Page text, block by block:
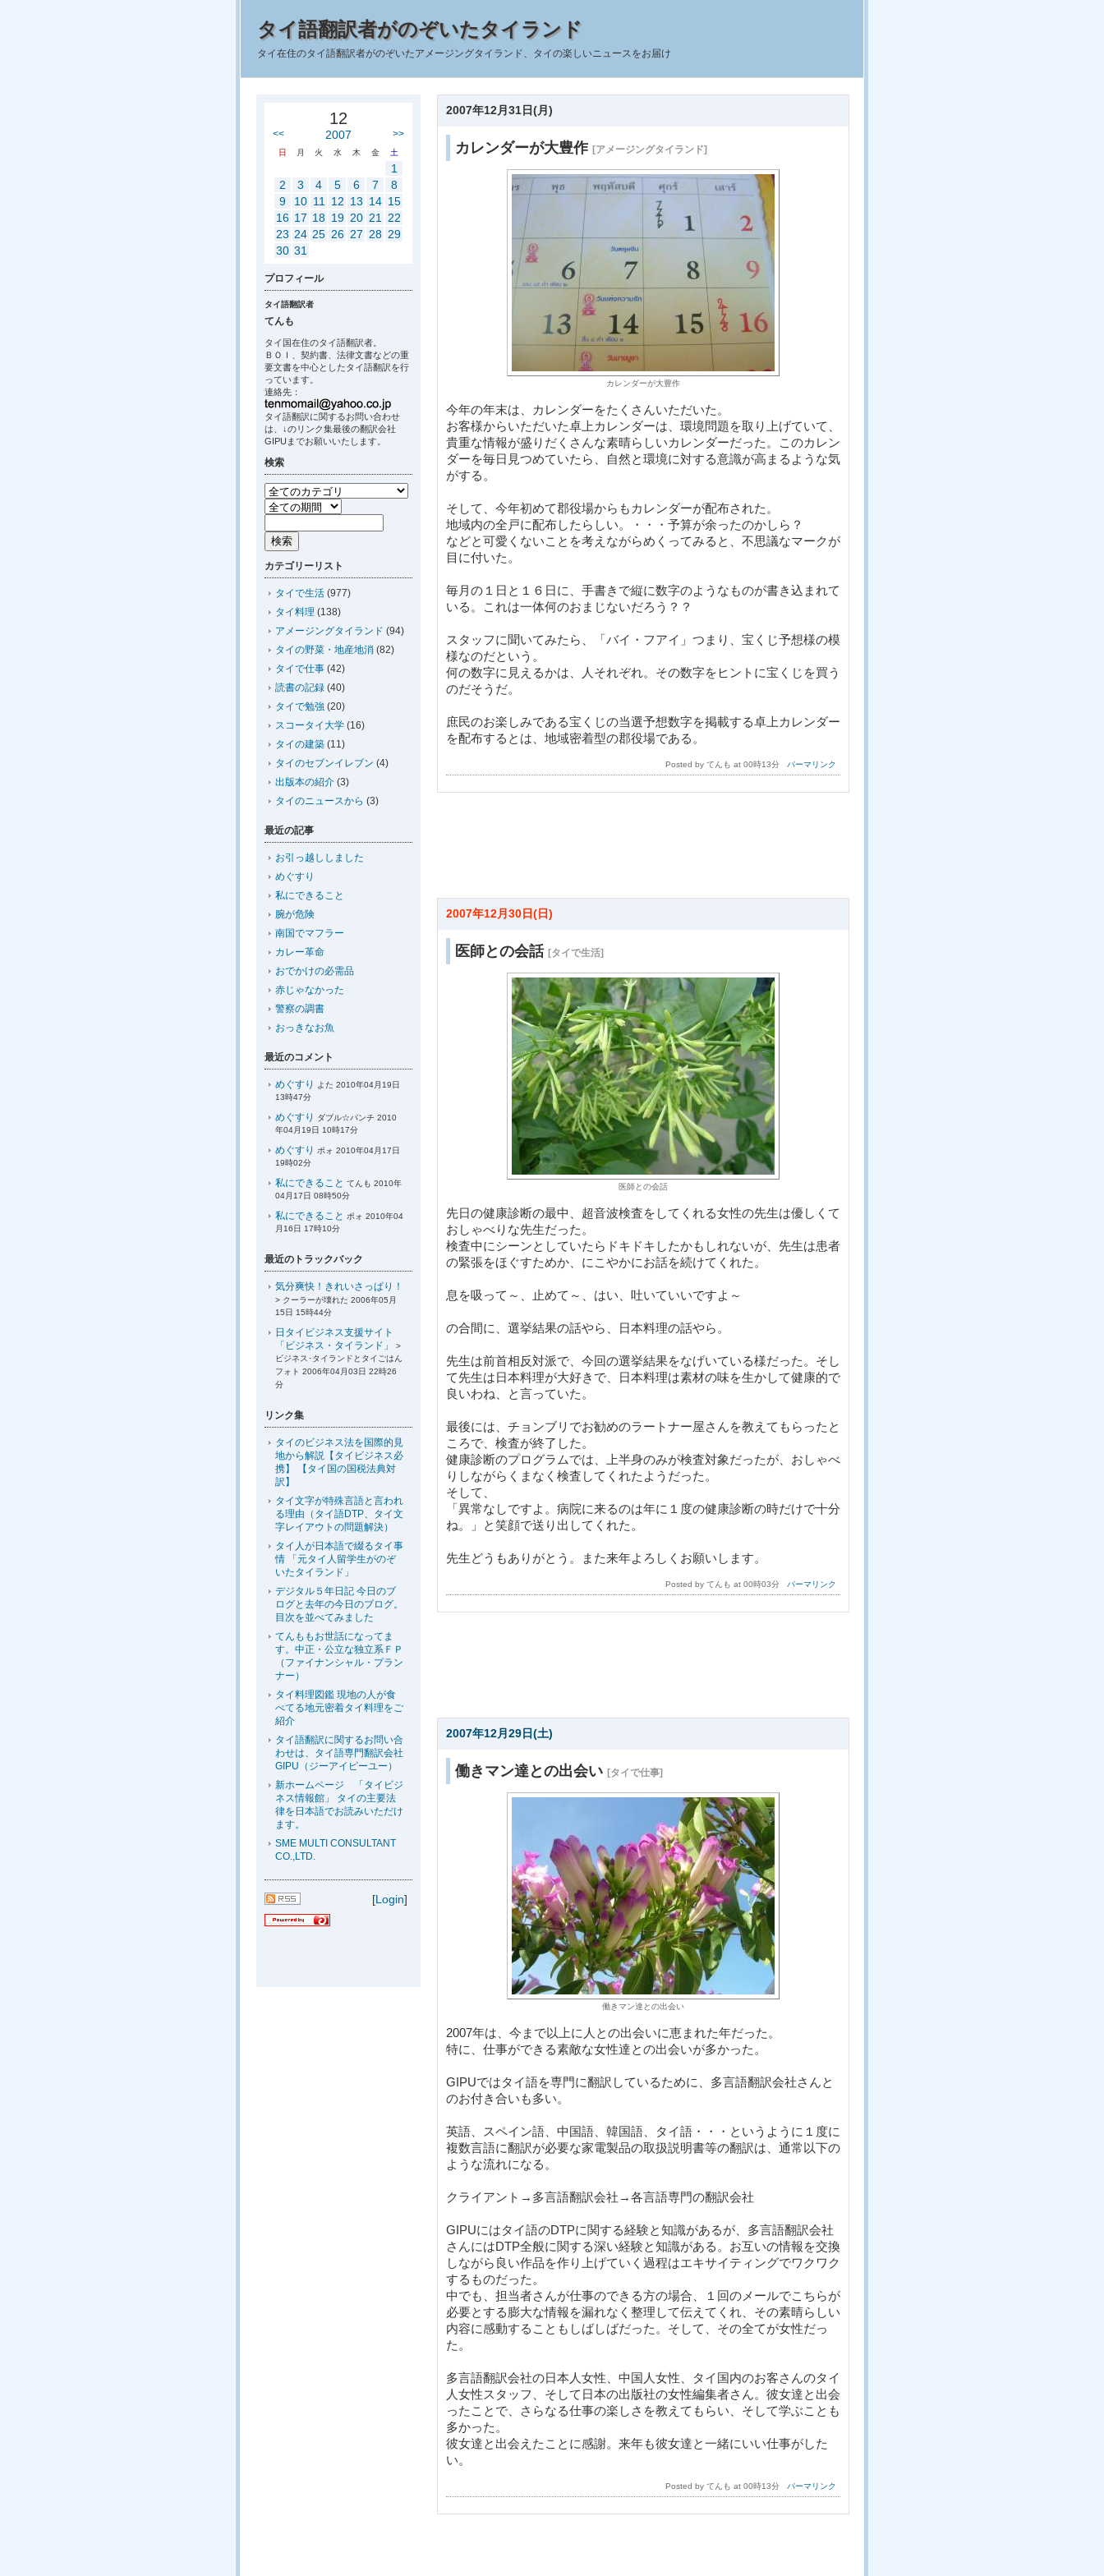
タイ語翻訳者がのぞいたタイランド
タイ在住のタイ語翻訳者がのぞいたアメージングタイランド、タイの楽しいニュースをお届け
2007年12月31日(月)
カレンダーが大豊作 [アメージングタイランド]
カレンダーが大豊作
今年の年末は、カレンダーをたくさんいただいた。
お客様からいただいた卓上カレンダーは、環境問題を取り上げていて、
貴重な情報が盛りだくさんな素晴らしいカレンダーだった。このカレン
ダーを毎日見つめていたら、自然と環境に対する意識が高まるような気
がする。
そして、今年初めて郡役場からもカレンダーが配布された。
地域内の全戸に配布したらしい。・・・予算が余ったのかしら？
などと可愛くないことを考えながらめくってみると、不思議なマークが
目に付いた。
毎月の１日と１６日に、手書きで縦に数字のようなものが書き込まれて
いる。これは一体何のおまじないだろう？？
スタッフに聞いてみたら、「バイ・フアイ」つまり、宝くじ予想様の模
様なのだという。
何の数字に見えるかは、人それぞれ。その数字をヒントに宝くじを買う
のだそうだ。
庶民のお楽しみである宝くじの当選予想数字を掲載する卓上カレンダー
を配布するとは、地域密着型の郡役場である。
Posted by てんも at 00時13分 パーマリンク
2007年12月30日(日)
医師との会話 [タイで生活]
医師との会話
先日の健康診断の最中、超音波検査をしてくれる女性の先生は優しくて
おしゃべりな先生だった。
検査中にシーンとしていたらドキドキしたかもしれないが、先生は患者
の緊張をほぐすためか、にこやかにお話を続けてくれた。
息を吸って～、止めて～、はい、吐いていいですよ～
の合間に、選挙結果の話やら、日本料理の話やら。
先生は前首相反対派で、今回の選挙結果をなげいている様だった。そし
て先生は日本料理が大好きで、日本料理は素材の味を生かして健康的で
良いわね、と言っていた。
最後には、チョンブリでお勧めのラートナー屋さんを教えてもらったと
ころで、検査が終了した。
健康診断のプログラムでは、上半身のみが検査対象だったが、おしゃべ
りしながらくまなく検査してくれたようだった。
そして、
「異常なしですよ。病院に来るのは年に１度の健康診断の時だけで十分
ね。」と笑顔で送り出してくれた。
先生どうもありがとう。また来年よろしくお願いします。
Posted by てんも at 00時03分 パーマリンク
2007年12月29日(土)
働きマン達との出会い [タイで仕事]
働きマン達との出会い
2007年は、今まで以上に人との出会いに恵まれた年だった。
特に、仕事ができる素敵な女性達との出会いが多かった。
GIPUではタイ語を専門に翻訳しているために、多言語翻訳会社さんと
のお付き合いも多い。
英語、スペイン語、中国語、韓国語、タイ語・・・というように１度に
複数言語に翻訳が必要な家電製品の取扱説明書等の翻訳は、通常以下の
ような流れになる。
クライアント→多言語翻訳会社→各言語専門の翻訳会社
GIPUにはタイ語のDTPに関する経験と知識があるが、多言語翻訳会社
さんにはDTP全般に関する深い経験と知識がある。お互いの情報を交換
しながら良い作品を作り上げていく過程はエキサイティングでワクワク
するものだった。
中でも、担当者さんが仕事のできる方の場合、１回のメールでこちらが
必要とする膨大な情報を漏れなく整理して伝えてくれ、その素晴らしい
内容に感動することもしばしばだった。そして、その全てが女性だっ
た。
多言語翻訳会社の日本人女性、中国人女性、タイ国内のお客さんのタイ
人女性スタッフ、そして日本の出版社の女性編集者さん。彼女達と出会
ったことで、さらなる仕事の楽しさを教えてもらい、そして学ぶことも
多かった。
彼女達と出会えたことに感謝。来年も彼女達と一緒にいい仕事がした
い。
Posted by てんも at 00時13分 パーマリンク
12
<< 2007 >>
日 月 火 水 木 金 土
1
2
3 4 5 6 7
8
9
10 11 12 13 14 15
16 17 18 19 20 21
22
23 24 25 26 27 28 29
30 31
プロフィール
タイ語翻訳者
てんも
タイ国在住のタイ語翻訳者。
ＢＯＩ、契約書、法律文書などの重
要文書を中心としたタイ語翻訳を行
っています。
連絡先：
タイ語翻訳に関するお問い合わせ
は、↓のリンク集最後の翻訳会社
GIPUまでお願いいたします。
検索
カテゴリーリスト
タイで生活 (977)
タイ料理 (138)
アメージングタイランド (94)
タイの野菜・地産地消 (82)
タイで仕事 (42)
読書の記録 (40)
タイで勉強 (20)
スコータイ大学 (16)
タイの建築 (11)
タイのセブンイレブン (4)
出版本の紹介 (3)
タイのニュースから (3)
最近の記事
お引っ越ししました
めぐすり
私にできること
腕が危険
南国でマフラー
カレー革命
おでかけの必需品
赤じゃなかった
警察の調書
おっきなお魚
最近のコメント
めぐすり よた 2010年04月19日
13時47分
めぐすり
ダブル☆パンチ 2010
年04月19日 10時17分
めぐすり
ポォ 2010年04月17日
19時02分
私にできること てんも 2010年
04月17日 08時50分
私にできること ポォ 2010年04
月16日 17時10分
最近のトラックバック
気分爽快！きれいさっぱり！
> クーラーが壊れた 2006年05月
15日 15時44分
日タイビジネス支援サイト
「ビジネス・タイランド」
>
ビジネス･タイランドとタイごはん
フォト 2006年04月03日 22時26
分
リンク集
タイのビジネス法を国際的見
地から解説【タイビジネス必
携】 【タイ国の国税法典対
訳】
タイ文字が特殊言語と言われ
る理由（タイ語DTP、タイ文
字レイアウトの問題解決）
タイ人が日本語で綴るタイ事
情 「元タイ人留学生がのぞ
いたタイランド」
デジタル５年日記 今日のブ
ログと去年の今日のブログ。
目次を並べてみました
てんももお世話になってま
す。中正・公立な独立系ＦＰ
（ファイナンシャル・プラン
ナー）
タイ料理図鑑 現地の人が食
べてる地元密着タイ料理をご
紹介
タイ語翻訳に関するお問い合
わせは、タイ語専門翻訳会社
GIPU（ジーアイピーユー）
新ホームページ 「タイビジ
ネス情報館」 タイの主要法
律を日本語でお読みいただけ
ます。
SME MULTI CONSULTANT
CO.,LTD.
[Login]